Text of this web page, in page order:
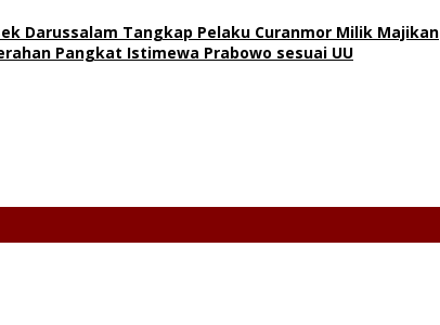
Darussalam Tangkap Pelaku Curanmor Milik Majikan
Pangkat Istimewa Prabowo sesuai UU